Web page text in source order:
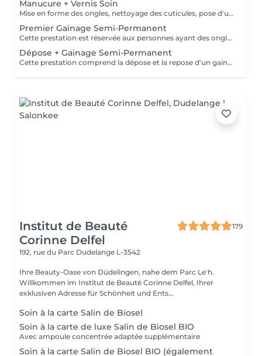
Manucure + Vernis Soin
Mise en forme des ongles, nettoyage des cuticules, pose d'une base de vernis SOIN et crème.
Premier Gainage Semi-Permanent
Cette prestation est réservée aux personnes ayant des ongles naturels, sans vernis semi-permanent ni gel. Le gainage consiste à renforcer votre ongle a l'aide d'une base. La manucure est comprise dans la prestation. Si vous désirez une décoration merci de le sélectionner.
Dépose + Gainage Semi-Permanent
Cette prestation comprend la dépose et la repose d'un gainage semi permanent ainsi que la manucure. Le gainage consiste à renforcer votre ongle a l'aide d'une base. Si vous désirez une décoration merci de le sélectionner. Si un ou plusieurs ongles sont cassés et que vous désirez le rallonger merci de le sélectionner en plus.
Institut de Beauté
Corinne Delfel
179
192, rue du Parc Dudelange L-3542
Ihre Beauty-Oase von Düdelingen, nahe dem Parc Le'h.
Willkommen im Institut de Beauté Corinne Delfel, Ihrer
exklusiven Adresse für Schönheit und Ents...
Soin à la carte Salin de Biosel
Soin à la carte de luxe Salin de Biosel BIO
Avec ampoule concentrée adaptée supplémentaire
Soin à la carte Salin de Biosel BIO (également